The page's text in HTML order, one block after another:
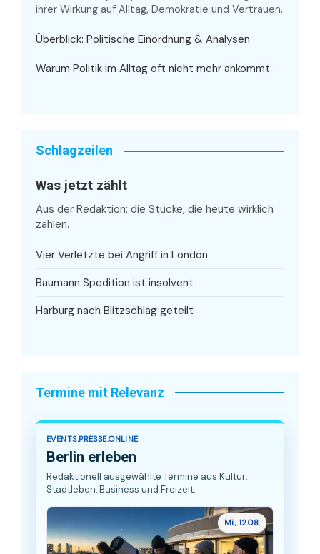
ihrer Wirkung auf Alltag, Demokratie und Vertrauen.
Überblick: Politische Einordnung & Analysen
Warum Politik im Alltag oft nicht mehr ankommt
Schlagzeilen
Was jetzt zählt
Aus der Redaktion: die Stücke, die heute wirklich
zählen.
Vier Verletzte bei Angriff in London
Baumann Spedition ist insolvent
Harburg nach Blitzschlag geteilt
Termine mit Relevanz
EVENTS.PRESSE.ONLINE
Berlin erleben
Redaktionell ausgewählte Termine aus Kultur,
Stadtleben, Business und Freizeit.
Mi., 12.08.